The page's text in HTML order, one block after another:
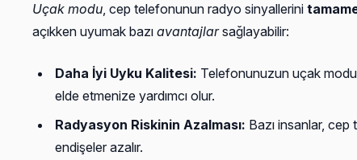
Uçak modu, cep telefonunun radyo sinyallerini
açıkken uyumak bazı avantajlarsağlayabilir:
Daha İyi Uyku Kalitesi: Telefonunuzun uçak
elde etmenize yardımcı olur.
Radyasyon Riskinin Azalması: Bazı insanlar,
endişeler azalır.